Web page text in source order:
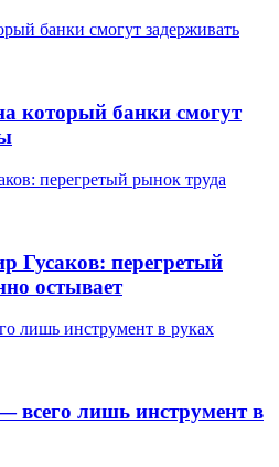
банки смогут задерживать
который банки смогут
перегретый рынок труда
Гусаков: перегретый
остывает
лишь инструмент в руках
лишь инструмент в